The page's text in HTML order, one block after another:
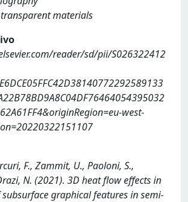
materials
reader/sd/pii/S026322412
west-
F., Zammit, U., Paoloni, S.,
N. (2021). 3D heat flow effects in
graphical features in semi-